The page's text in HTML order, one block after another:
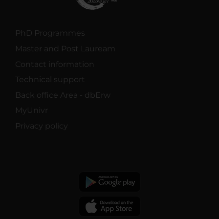
PhD Programmes
Master and Post Lauream
Contact information
Technical support
Back office Area - dbErw
MyUnivr
Privacy policy